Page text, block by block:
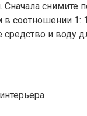
Сначала
1:
и воду